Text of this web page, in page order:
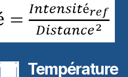
Température